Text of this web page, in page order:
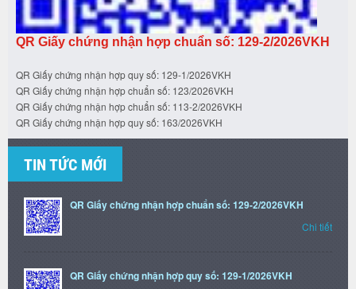
QR Giấy chứng nhận hợp chuẩn số: 129-2/2026VKH
QR Giấy chứng nhận hợp quy số: 129-1/2026VKH
QR Giấy chứng nhận hợp chuẩn số: 123/2026VKH
QR Giấy chứng nhận hợp chuẩn số: 113-2/2026VKH
QR Giấy chứng nhận hợp quy số: 163/2026VKH
TIN TỨC MỚI
QR Giấy chứng nhận hợp chuẩn số: 129-2/2026VKH
Chi tiết
QR Giấy chứng nhận hợp quy số: 129-1/2026VKH